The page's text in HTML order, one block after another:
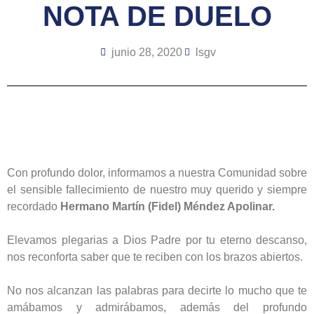
NOTA DE DUELO
junio 28, 2020 lsgv
Con profundo dolor, informamos a nuestra Comunidad sobre
el sensible fallecimiento de nuestro muy querido y siempre
recordado Hermano Martín (Fidel) Méndez Apolinar.
Elevamos plegarias a Dios Padre por tu eterno descanso,
nos reconforta saber que te reciben con los brazos abiertos.
No nos alcanzan las palabras para decirte lo mucho que te
amábamos y admirábamos, además del profundo